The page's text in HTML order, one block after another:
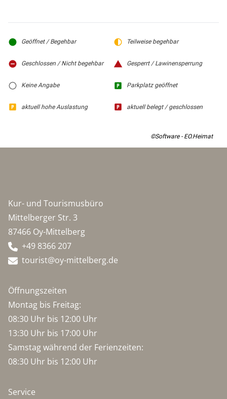
Geöffnet / Begehbar Teilweise begehbar
Geschlossen / Nicht begehbar Gesperrt / Lawinensperrung
Keine Angabe Parkplatz geöffnet
aktuell hohe Auslastung aktuell belegt / geschlossen
©Software - EO.Heimat
Kur- und Tourismusbüro
Mittelberger Str. 3
87466 Oy-Mittelberg
+49 8366 207
tourist@oy-mittelberg.de
Öffnungszeiten
Montag bis Freitag:
08:30 Uhr bis 12:00 Uhr
13:30 Uhr bis 17:00 Uhr
Samstag während der Ferienzeiten:
08:30 Uhr bis 12:00 Uhr
Service